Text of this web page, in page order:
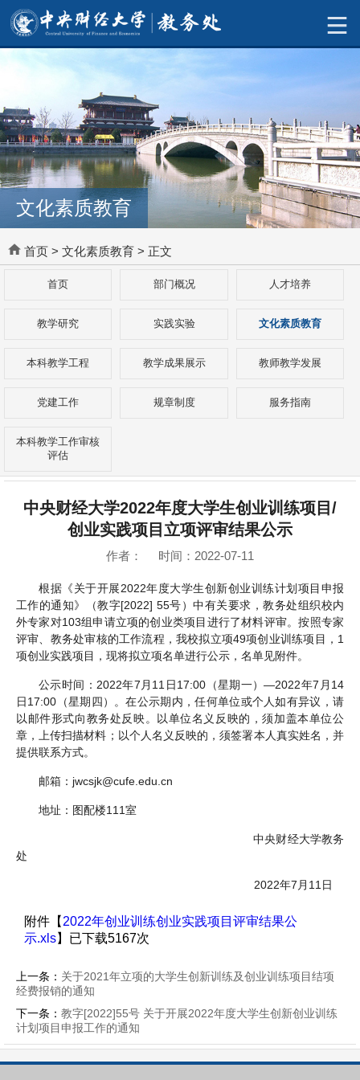
文化素质教育
首页 > 文化素质教育 > 正文
首页 部门概况 人才培养
教学研究 实践实验 文化素质教育
本科教学工程 教学成果展示 教师教学发展
党建工作 规章制度 服务指南
本科教学工作审核
评估
中央财经大学2022年度大学生创业训练项目/
创业实践项目立项评审结果公示
作者： 时间：2022-07-11
根据《关于开展2022年度大学生创新创业训练计划项目申报
工作的通知》（教字[2022] 55号）中有关要求，教务处组织校内
外专家对103组申请立项的创业类项目进行了材料评审。按照专家
评审、教务处审核的工作流程，我校拟立项49项创业训练项目，1
项创业实践项目，现将拟立项名单进行公示，名单见附件。
公示时间：2022年7月11日17:00（星期一）—2022年7月14
日17:00（星期四）。在公示期内，任何单位或个人如有异议，请
以邮件形式向教务处反映。以单位名义反映的，须加盖本单位公
章，上传扫描材料；以个人名义反映的，须签署本人真实姓名，并
提供联系方式。
邮箱：jwcsjk@cufe.edu.cn
地址：图配楼111室
中央财经大学教务
处
2022年7月11日
附件【 2022年创业训练创业实践项目评审结果公
示.xls】已下载5167次
上一条： 关于2021年立项的大学生创新训练及创业训练项目结项
经费报销的通知
下一条： 教字[2022]55号 关于开展2022年度大学生创新创业训练
计划项目申报工作的通知